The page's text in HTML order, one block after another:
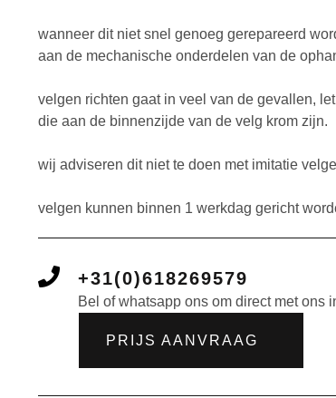
wanneer dit niet snel genoeg gerepareerd
aan de mechanische onderdelen van de
velgen richten gaat in veel van de gevallen,
die aan de binnenzijde van de velg krom zijn.
wij adviseren dit niet te doen met imitatie
velgen kunnen binnen 1 werkdag gericht
+31(0)618269579
Bel of whatsapp ons om direct met ons
PRIJS AANVRAAG